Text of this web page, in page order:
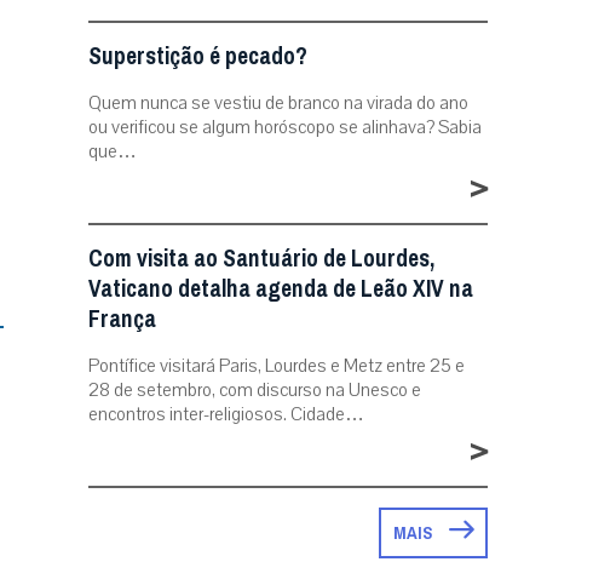
Superstição é pecado?
Quem nunca se vestiu de branco na virada do ano
ou verificou se algum horóscopo se alinhava? Sabia
que…
>
Com visita ao Santuário de Lourdes,
Vaticano detalha agenda de Leão XIV na
França
Pontífice visitará Paris, Lourdes e Metz entre 25 e
28 de setembro, com discurso na Unesco e
encontros inter-religiosos. Cidade…
>
MAIS